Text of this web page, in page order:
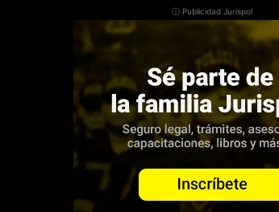
ⓘ Publicidad Jurispol